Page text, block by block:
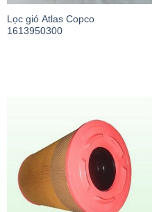
Lọc gió Atlas Copco
1613950300